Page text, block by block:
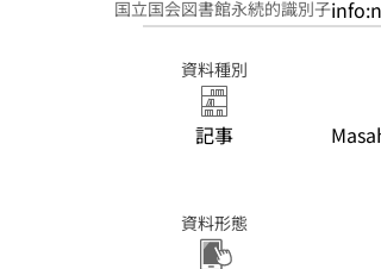
国立国会図書館永続的識別子
資料種別
記事
資料形態